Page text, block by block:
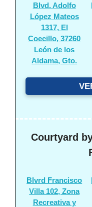
Blvd. Adolfo
López Mateos
1317, El
Coecillo, 37260
León de los
Aldama, Gto.
Courtyard
Blvrd Francisco
Villa 102, Zona
Recreativa y